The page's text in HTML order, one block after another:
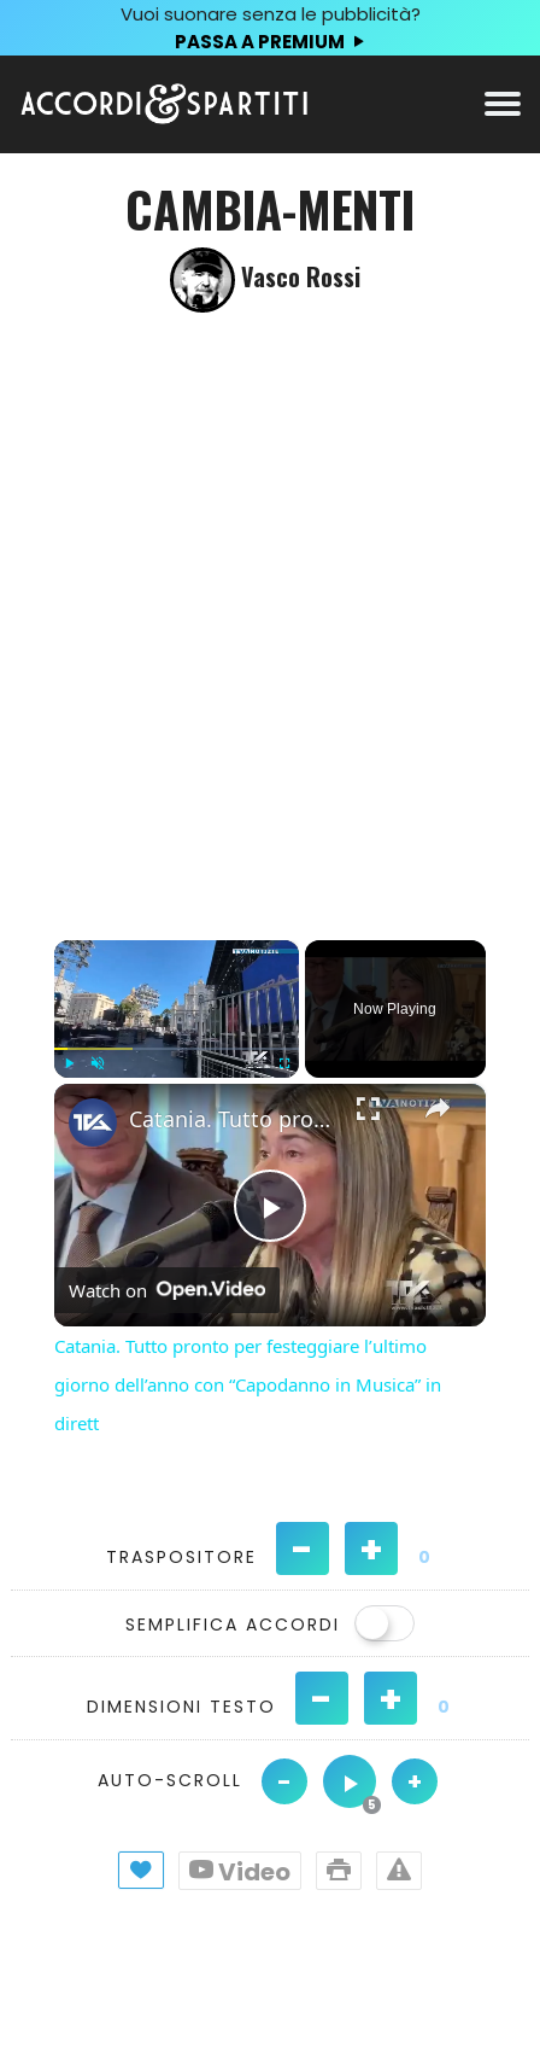
Vuoi suonare senza le pubblicità?
PASSA A PREMIUM
CAMBIA-MENTI
Vasco Rossi
×
Unmute Fullscreen
Now Playing
×
Play
Video
Catania. Tutto pronto per festeggiare l’ultimo giorno dell’anno con “Capodanno in Musica” in dirett
Watch on
Catania. Tutto pronto per festeggiare l’ultimo
giorno dell’anno con “Capodanno in Musica” in
dirett
TRASPOSITORE - + 0
SEMPLIFICA ACCORDI
DIMENSIONI TESTO - + 0
AUTO-SCROLL - +
Video